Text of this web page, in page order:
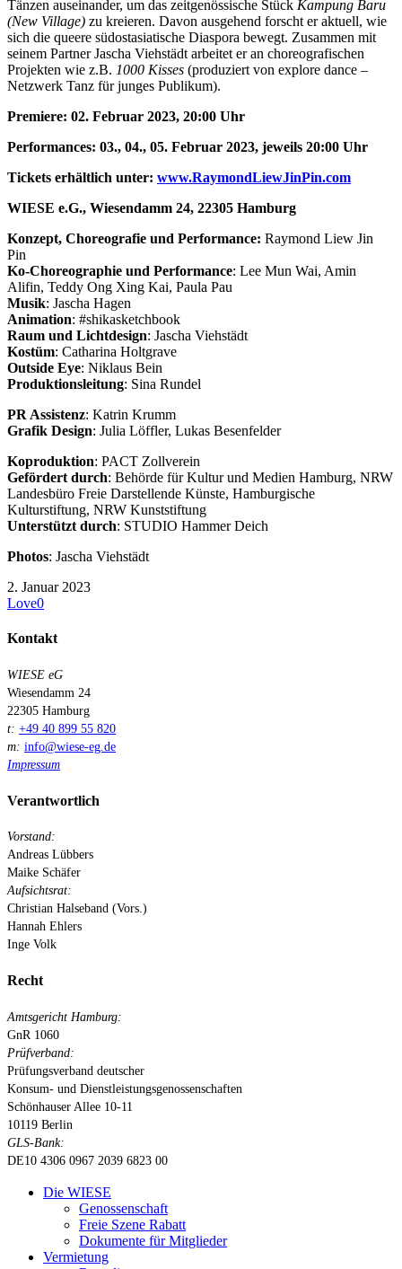
Tänzen auseinander, um das zeitgenössische Stück Kampung Baru
(New Village) zu kreieren. Davon ausgehend forscht er aktuell, wie
sich die queere südostasiatische Diaspora bewegt. Zusammen mit
seinem Partner Jascha Viehstädt arbeitet er an choreografischen
Projekten wie z.B. 1000 Kisses (produziert von explore dance –
Netzwerk Tanz für junges Publikum).
Premiere: 02. Februar 2023, 20:00 Uhr
Performances: 03., 04., 05. Februar 2023, jeweils 20:00 Uhr
Tickets erhältlich unter: www.RaymondLiewJinPin.com
WIESE e.G., Wiesendamm 24, 22305 Hamburg
Konzept, Choreografie und Performance: Raymond Liew Jin
Pin
Ko-Choreographie und Performance: Lee Mun Wai, Amin
Alifin, Teddy Ong Xing Kai, Paula Pau
Musik: Jascha Hagen
Animation: #shikasketchbook
Raum und Lichtdesign: Jascha Viehstädt
Kostüm: Catharina Holtgrave
Outside Eye: Niklaus Bein
Produktionsleitung: Sina Rundel
PR Assistenz: Katrin Krumm
Grafik Design: Julia Löffler, Lukas Besenfelder
Koproduktion: PACT Zollverein
Gefördert durch: Behörde für Kultur und Medien Hamburg, NRW
Landesbüro Freie Darstellende Künste, Hamburgische
Kulturstiftung, NRW Kunststiftung
Unterstützt durch: STUDIO Hammer Deich
Photos: Jascha Viehstädt
2. Januar 2023
Love0
Kontakt
WIESE eG
Wiesendamm 24
22305 Hamburg
t: +49 40 899 55 820
m: info@wiese-eg.de
Impressum
Verantwortlich
Vorstand:
Andreas Lübbers
Maike Schäfer
Aufsichtsrat:
Christian Halseband (Vors.)
Hannah Ehlers
Inge Volk
Recht
Amtsgericht Hamburg:
GnR 1060
Prüfverband:
Prüfungsverband deutscher
Konsum- und Dienstleistungsgenossenschaften
Schönhauser Allee 10-11
10119 Berlin
GLS-Bank:
DE10 4306 0967 2039 6823 00
Close
Die WIESE
Genossenschaft
Freie Szene Rabatt
Dokumente für Mitglieder
Vermietung